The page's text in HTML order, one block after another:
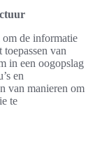
om de informatie
van
in een oogopslag
en
van manieren om
te